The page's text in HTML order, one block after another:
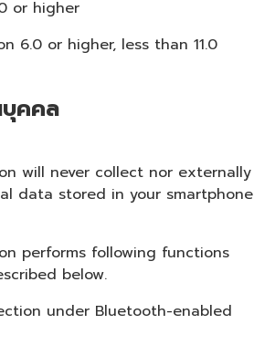
or higher
6.0 or higher, less than 11.0
คคล
will never collect nor externally
data stored in your smartphone
performs following functions
below.
under Bluetooth-enabled